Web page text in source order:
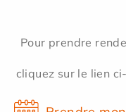
Pour prendre
cliquez sur le lien